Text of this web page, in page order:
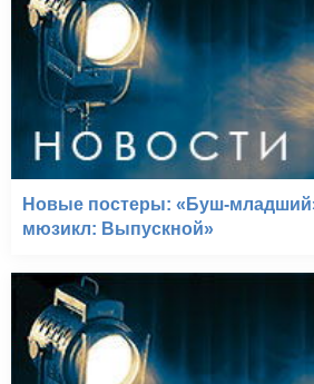
Новые постеры: «Буш-
мюзикл: Выпускной»